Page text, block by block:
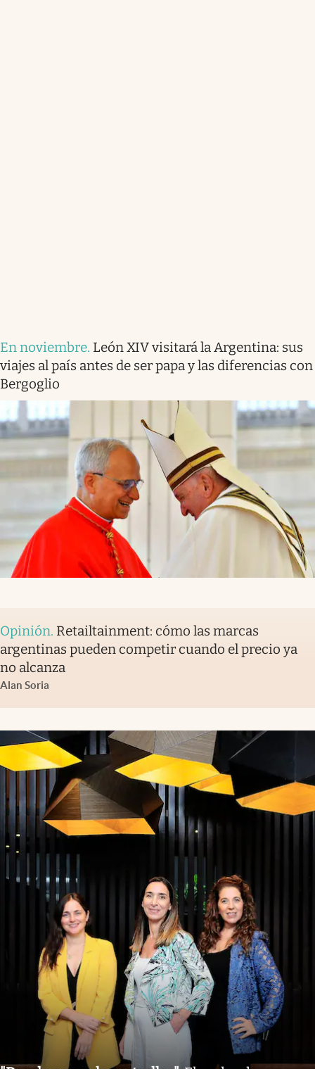
En noviembre. León XIV visitará la Argentina: sus
viajes al país antes de ser papa y las diferencias con
Bergoglio
Opinión. Retailtainment: cómo las marcas
argentinas pueden competir cuando el precio ya
no alcanza
Alan Soria